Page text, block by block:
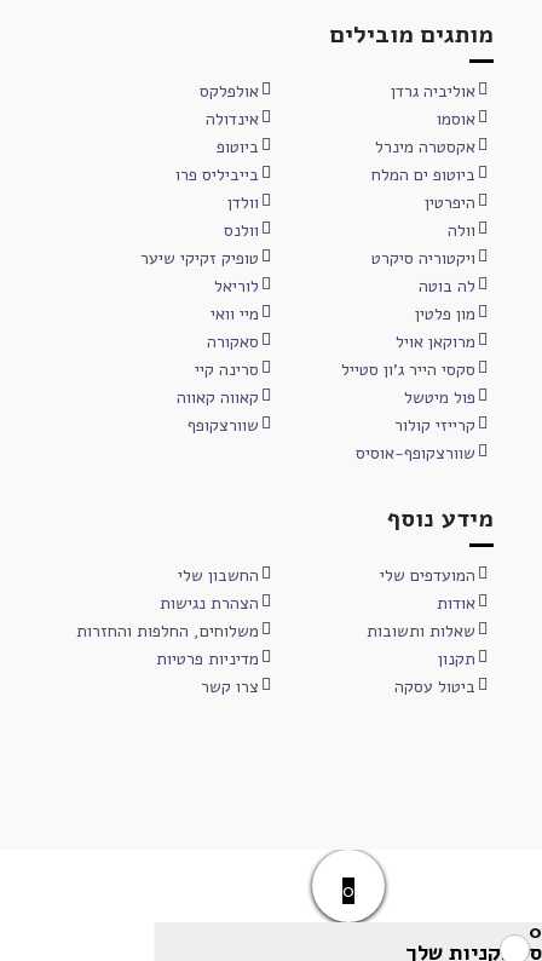
מותגים מובילים
אוליביה גרדן
אולפלקס
אוסמו
אינדולה
אקסטרה מינרל
ביוטופ
ביוטופ ים המלח
בייביליס פרו
היפרטין
וולדן
וולה
וולנס
ויקטוריה סיקרט
טופיק זקיקי שיער
לה בוטה
לוריאל
מון פלטין
מיי וואי
מרוקאן אויל
סאקורה
סקסי הייר ג'ון סטייל
סרינה קיי
פול מיטשל
קאווה קאווה
קרייזי קולור
שוורצקופף
שוורצקופף-אוסיס
מידע נוסף
המועדפים שלי
החשבון שלי
אודות
הצהרת נגישות
שאלות ותשובות
משלוחים, החלפות והחזרות
תקנון
מדיניות פרטיות
ביטול עסקה
צרו קשר
0
0
סל הקניות שלך